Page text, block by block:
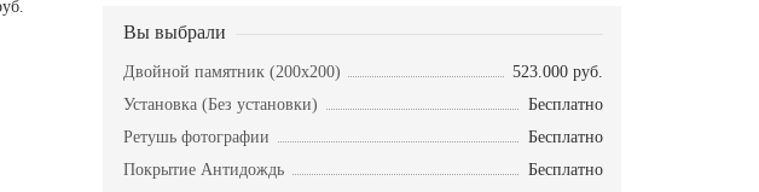
Вы выбрали
Двойной памятник (200х200)
523.000 руб.
Установка (Без установки)
Бесплатно
Ретушь фотографии
Бесплатно
Покрытие Антидождь
Бесплатно